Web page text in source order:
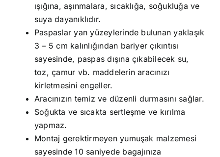
ışığına, aşınmalara, sıcaklığa, soğukluğa ve
suya dayanıklıdır.
Paspaslar yan yüzeylerinde bulunan yaklaşık
3 – 5 cm kalınlığından bariyer çıkıntısı
sayesinde, paspas dışına çıkabilecek su,
toz, çamur vb. maddelerin aracınızı
kirletmesini engeller.
Aracınızın temiz ve düzenli durmasını sağlar.
Soğukta ve sıcakta sertleşme ve kırılma
yapmaz.
Montaj gerektirmeyen yumuşak malzemesi
sayesinde 10 saniyede bagajınıza